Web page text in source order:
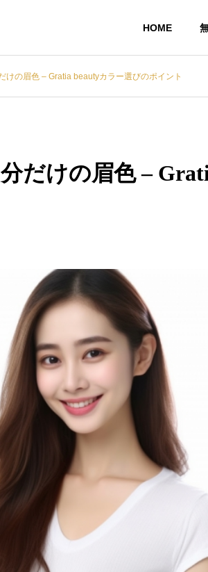
HOME
けの眉色 – Gratia beautyカラー選びのポイント
だけの眉色 –